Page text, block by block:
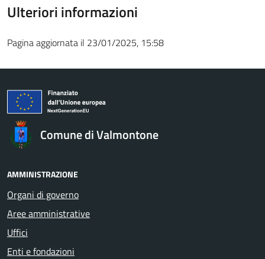
Ulteriori informazioni
Pagina aggiornata il 23/01/2025, 15:58
Comune di Valmontone
AMMINISTRAZIONE
Organi di governo
Aree amministrative
Uffici
Enti e fondazioni